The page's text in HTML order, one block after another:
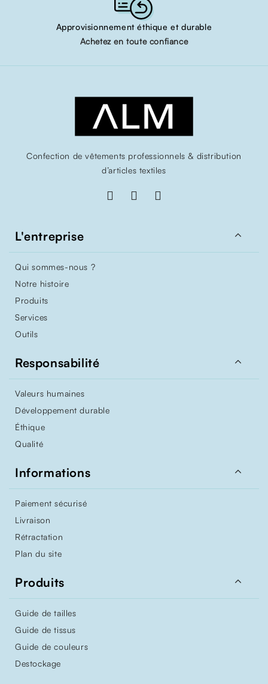
Approvisionnement éthique et durable
Achetez en toute confiance
Confection de vêtements professionnels & distribution
d’articles textiles
L'entreprise 
Qui sommes-nous ?
Notre histoire
Produits
Services
Outils
Responsabilité 
Valeurs humaines
Développement durable
Éthique
Qualité
Informations 
Paiement sécurisé
Livraison
Rétractation
Plan du site
Produits 
Guide de tailles
Guide de tissus
Guide de couleurs
Destockage